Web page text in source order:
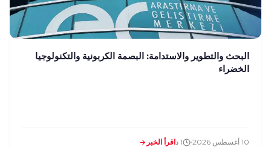
البحث والتطوير والاستدامة: البصمة الكربونية والتكنولوجيا
الخضراء
10 أغسطس 2026 1 د اقرأ الخبر